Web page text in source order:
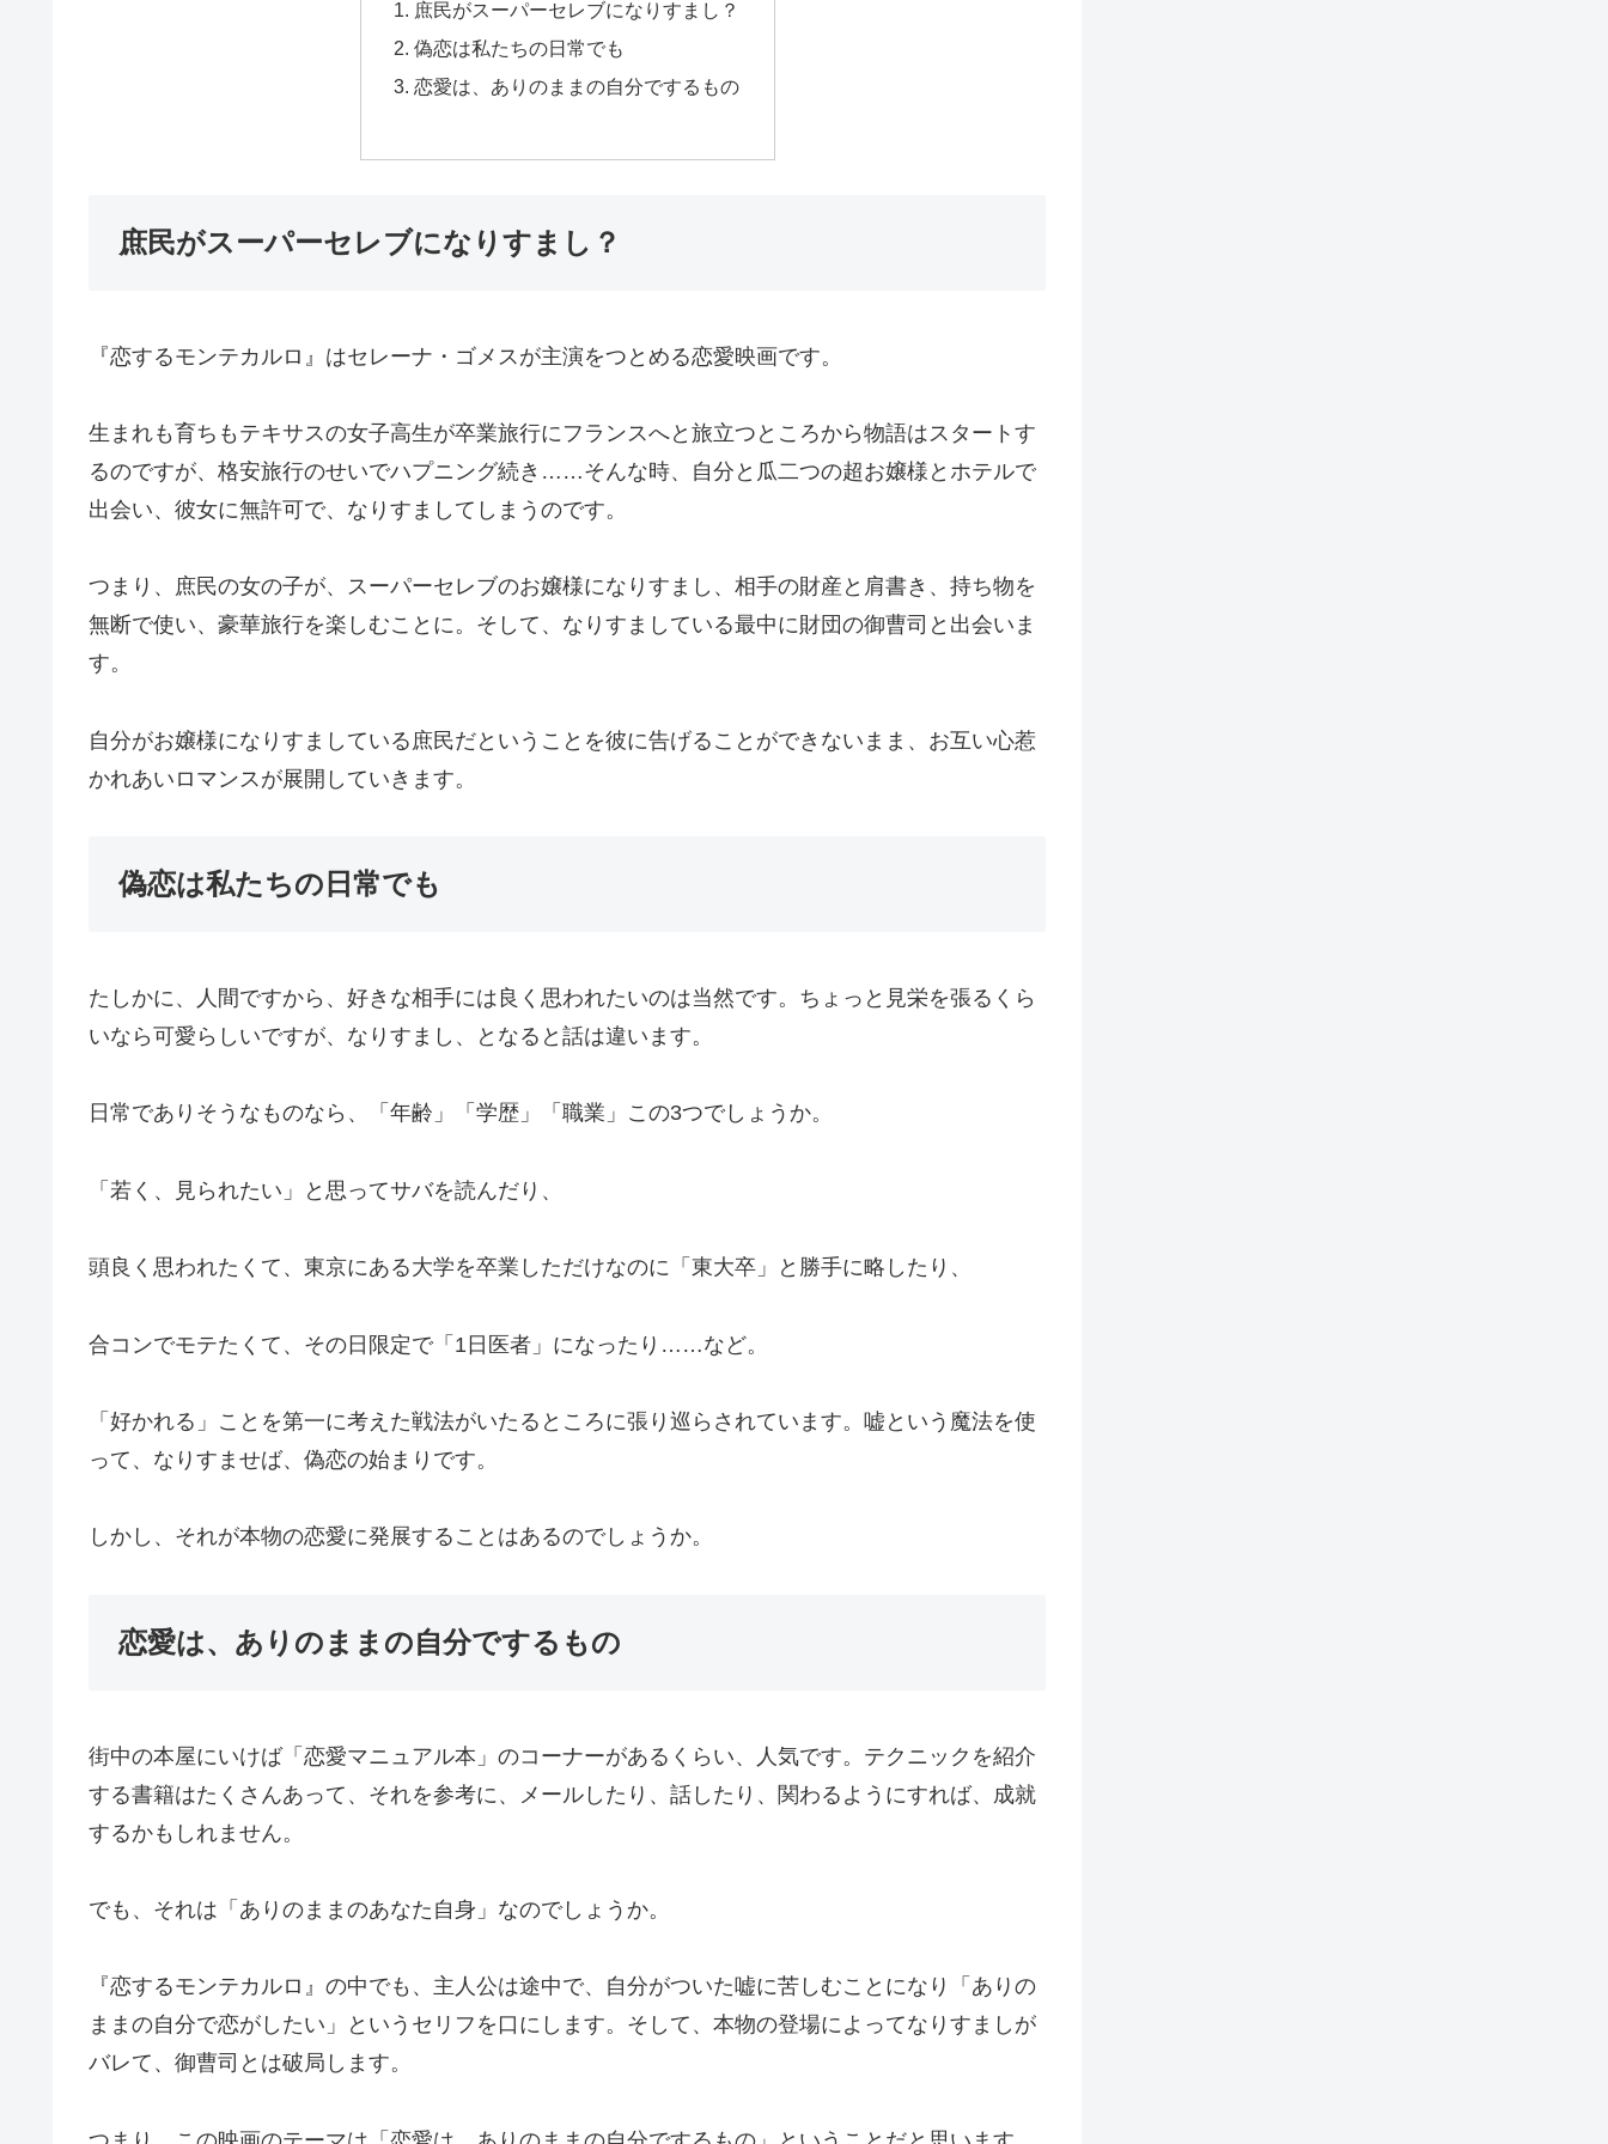
庶民がスーパーセレブになりすまし？
偽恋は私たちの日常でも
恋愛は、ありのままの自分でするもの
庶民がスーパーセレブになりすまし？
『恋するモンテカルロ』はセレーナ・ゴメスが主演をつとめる恋愛映画です。
生まれも育ちもテキサスの女子高生が卒業旅行にフランスへと旅立つところから物語はスタートす
るのですが、格安旅行のせいでハプニング続き……そんな時、自分と瓜二つの超お嬢様とホテルで
出会い、彼女に無許可で、なりすましてしまうのです。
つまり、庶民の女の子が、スーパーセレブのお嬢様になりすまし、相手の財産と肩書き、持ち物を
無断で使い、豪華旅行を楽しむことに。そして、なりすましている最中に財団の御曹司と出会いま
す。
自分がお嬢様になりすましている庶民だということを彼に告げることができないまま、お互い心惹
かれあいロマンスが展開していきます。
偽恋は私たちの日常でも
たしかに、人間ですから、好きな相手には良く思われたいのは当然です。ちょっと見栄を張るくら
いなら可愛らしいですが、なりすまし、となると話は違います。
日常でありそうなものなら、「年齢」「学歴」「職業」この3つでしょうか。
「若く、見られたい」と思ってサバを読んだり、
頭良く思われたくて、東京にある大学を卒業しただけなのに「東大卒」と勝手に略したり、
合コンでモテたくて、その日限定で「1日医者」になったり……など。
「好かれる」ことを第一に考えた戦法がいたるところに張り巡らされています。嘘という魔法を使
って、なりすませば、偽恋の始まりです。
しかし、それが本物の恋愛に発展することはあるのでしょうか。
恋愛は、ありのままの自分でするもの
街中の本屋にいけば「恋愛マニュアル本」のコーナーがあるくらい、人気です。テクニックを紹介
する書籍はたくさんあって、それを参考に、メールしたり、話したり、関わるようにすれば、成就
するかもしれません。
でも、それは「ありのままのあなた自身」なのでしょうか。
『恋するモンテカルロ』の中でも、主人公は途中で、自分がついた嘘に苦しむことになり「ありの
ままの自分で恋がしたい」というセリフを口にします。そして、本物の登場によってなりすましが
バレて、御曹司とは破局します。